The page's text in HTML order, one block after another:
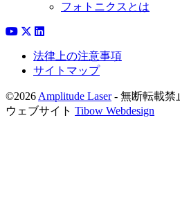
フォトニクスとは
法律上の注意事項
サイトマップ
©2026 Amplitude Laser- 無断転載禁
ウェブサイト Tibow Webdesign